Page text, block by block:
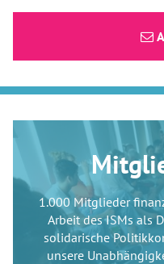
1.000 Mitglieder
Arbeit des ISMs als
solidarische
unsere